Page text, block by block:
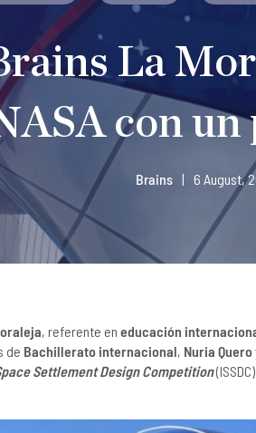
La
con
Brains | 6 August,
, referente en educación
de Bachillerato internacional, Nuria Quero
Settlement Design Competition